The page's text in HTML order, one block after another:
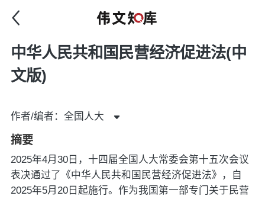
中华人民共和国民营经济促进法(中
文版)
作者/编者：全国人大
摘要
2025年4月30日，十四届全国人大常委会第十五次会议
表决通过了《中华人民共和国民营经济促进法》，自
2025年5月20日起施行。作为我国第一部专门关于民营